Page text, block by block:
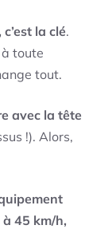
la clé.
toute
tout.
avec la tête
!). Alors,
45 km/h,